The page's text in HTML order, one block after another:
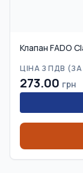
Клапан FADO
ЦІНА З ПДВ (ЗА
273.00 грн